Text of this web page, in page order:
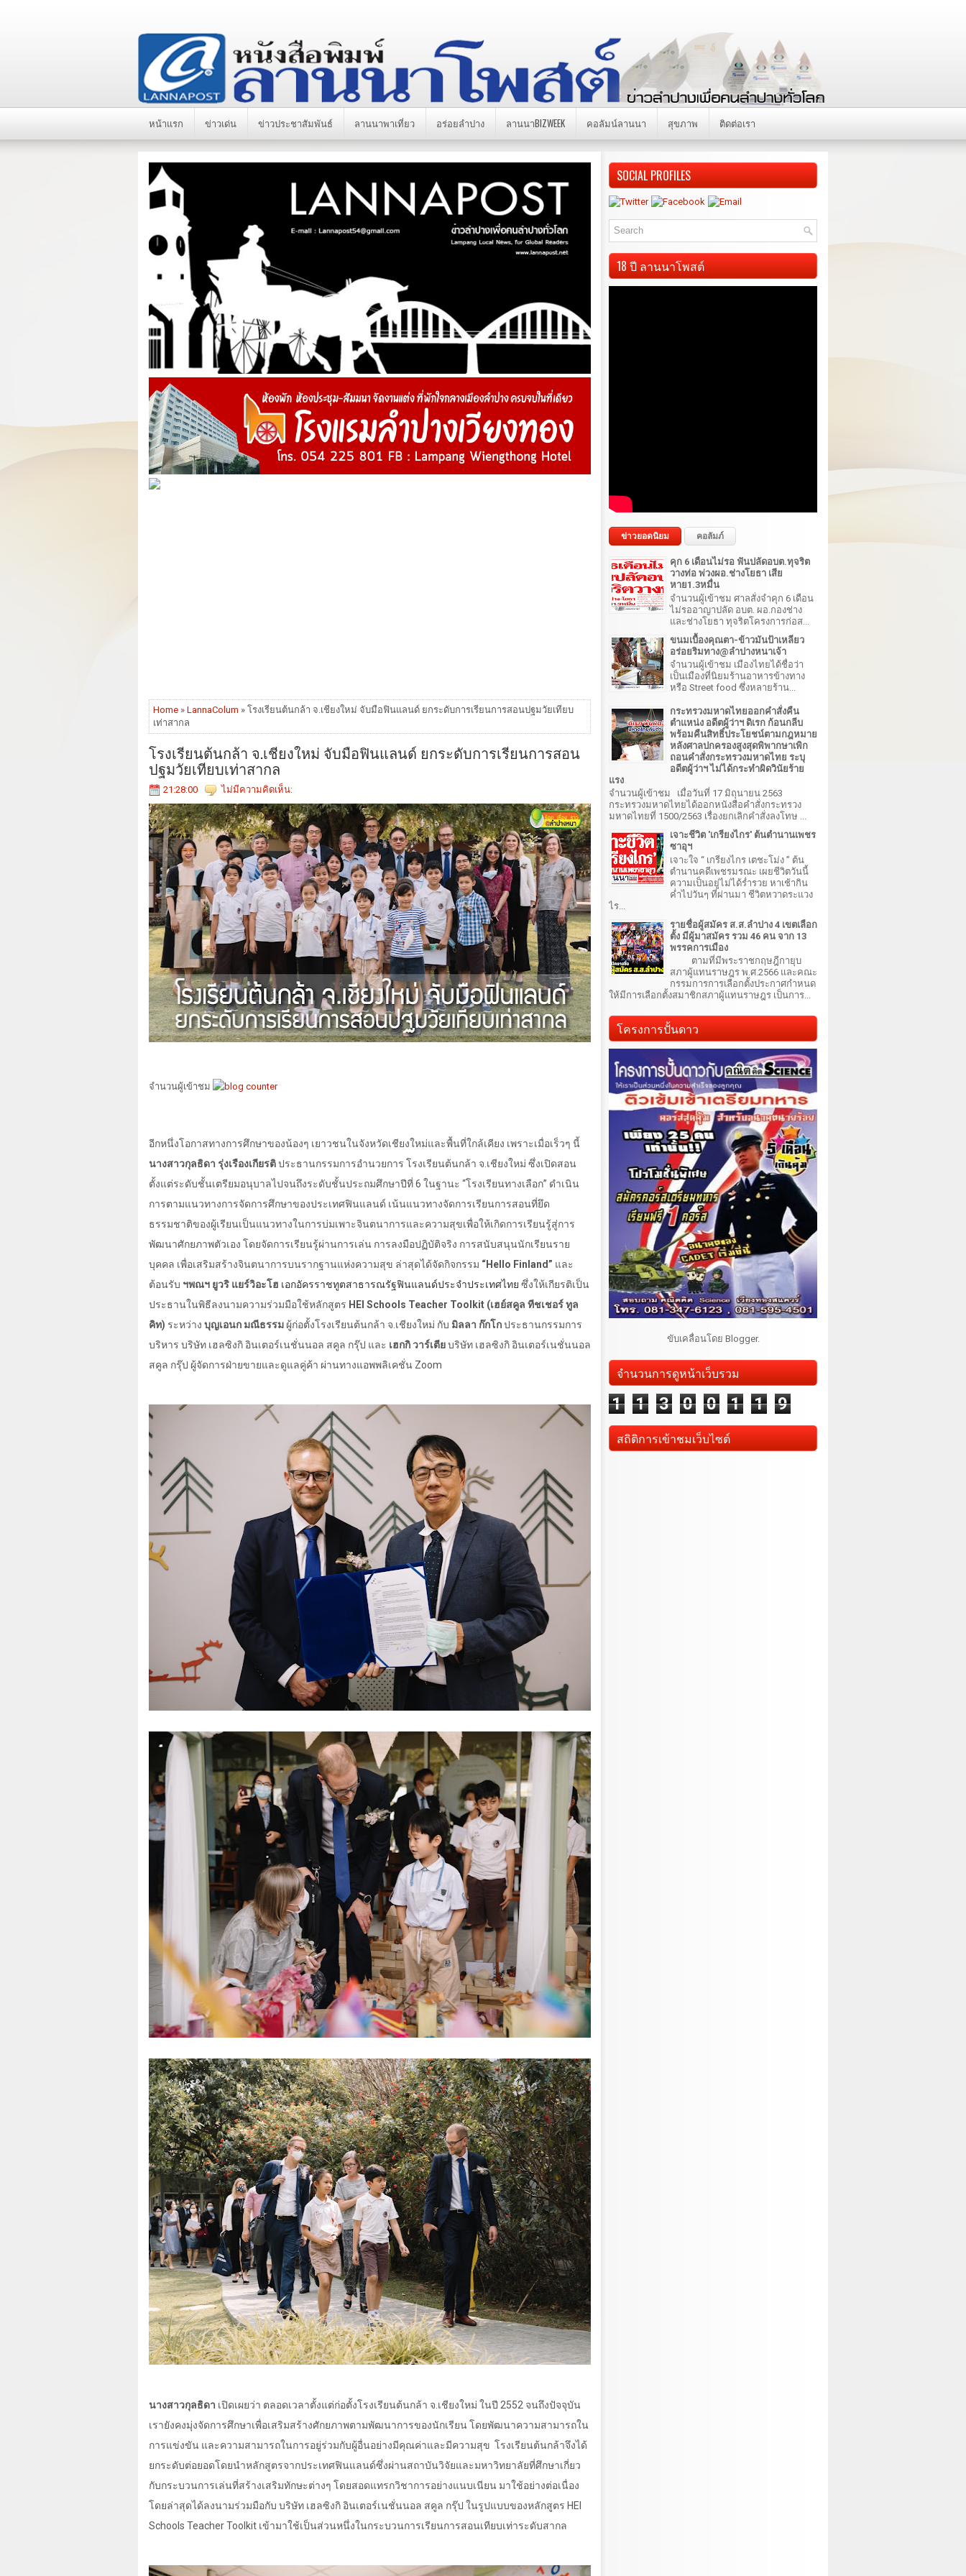
หน้าแรก ข่าวเด่น ข่าวประชาสัมพันธ์ ลานนาพาเที่ยว อร่อยลำปาง ลานนาBIZWEEK คอลัมน์ลานนา สุขภาพ ติดต่อเรา
Home » LannaColum » โรงเรียนต้นกล้า จ.เชียงใหม่ จับมือฟินแลนด์ ยกระดับการเรียนการสอนปฐมวัยเทียบ
เท่าสากล
โรงเรียนต้นกล้า จ.เชียงใหม่ จับมือฟินแลนด์ ยกระดับการเรียนการสอน
ปฐมวัยเทียบเท่าสากล
21:28:00 ไม่มีความคิดเห็น:
จำนวนผู้เข้าชม
อีกหนึ่งโอกาสทางการศึกษาของน้องๆ เยาวชนในจังหวัดเชียงใหม่และพื้นที่ใกล้เคียง เพราะเมื่อเร็วๆ นี้
นางสาวกุลธิดา รุ่งเรืองเกียรติประธานกรรมการอำนวยการ โรงเรียนต้นกล้า จ.เชียงใหม่ ซึ่งเปิดสอน
ตั้งแต่ระดับชั้นเตรียมอนุบาลไปจนถึงระดับชั้นประถมศึกษาปีที่ 6 ในฐานะ “โรงเรียนทางเลือก” ดำเนิน
การตามแนวทางการจัดการศึกษาของประเทศฟินแลนด์ เน้นแนวทางจัดการเรียนการสอนที่ยึด
ธรรมชาติของผู้เรียนเป็นแนวทางในการบ่มเพาะจินตนาการและความสุขเพื่อให้เกิดการเรียนรู้สู่การ
พัฒนาศักยภาพตัวเอง โดยจัดการเรียนรู้ผ่านการเล่น การลงมือปฏิบัติจริง การสนับสนุนนักเรียนราย
บุคคล เพื่อเสริมสร้างจินตนาการบนรากฐานแห่งความสุข ล่าสุดได้จัดกิจกรรม “Hello Finland” และ
ต้อนรับ ฯพณฯ ยูวริ แยร์วิอะโฮ เอกอัครราชทูตสาธารณรัฐฟินแลนด์ประจำประเทศไทย ซึ่งให้เกียรติเป็น
ประธานในพิธีลงนามความร่วมมือใช้หลักสูตร HEI Schools Teacher Toolkit (เฮย์สคูล ทีชเชอร์ ทูล
คิท) ระหว่าง บุญเอนก มณีธรรม ผู้ก่อตั้งโรงเรียนต้นกล้า จ.เชียงใหม่ กับ มิลลา ก๊กโกประธานกรรมการ
บริหาร บริษัท เฮลซิงกิ อินเตอร์เนชั่นนอล สคูล กรุ๊ป และ เฮกกิ วาร์เตียบริษัท เฮลซิงกิ อินเตอร์เนชั่นนอล
สคูล กรุ๊ป ผู้จัดการฝ่ายขายและดูแลคู่ค้า ผ่านทางแอพพลิเคชั่น Zoom
นางสาวกุลธิดา เปิดเผยว่า ตลอดเวลาตั้งแต่ก่อตั้งโรงเรียนต้นกล้า จ.เชียงใหม่ ในปี 2552 จนถึงปัจจุบัน
เรายังคงมุ่งจัดการศึกษาเพื่อเสริมสร้างศักยภาพตามพัฒนาการของนักเรียน โดยพัฒนาความสามารถใน
การแข่งขัน และความสามารถในการอยู่ร่วมกับผู้อื่นอย่างมีคุณค่าและมีความสุข โรงเรียนต้นกล้าจึงได้
ยกระดับต่อยอดโดยนำหลักสูตรจากประเทศฟินแลนด์ซึ่งผ่านสถาบันวิจัยและมหาวิทยาลัยที่ศึกษาเกี่ยว
กับกระบวนการเล่นที่สร้างเสริมทักษะต่างๆ โดยสอดแทรกวิชาการอย่างแนบเนียน มาใช้อย่างต่อเนื่อง
โดยล่าสุดได้ลงนามร่วมมือกับ บริษัท เฮลซิงกิ อินเตอร์เนชั่นนอล สคูล กรุ๊ป ในรูปแบบของหลักสูตร HEI
Schools Teacher Toolkit เข้ามาใช้เป็นส่วนหนึ่งในกระบวนการเรียนการสอนเทียบเท่าระดับสากล
SOCIAL PROFILES
18 ปี ลานนาโพสต์
ข่าวยอดนิยม คอลัมภ์
คุก 6 เดือนไม่รอ ฟันปลัดอบต.ทุจริต
วางท่อ พ่วงผอ.ช่างโยธา เสีย
หาย1.3หมื่น
จำนวนผู้เข้าชม ศาลสั่งจำคุก 6 เดือน
ไม่รออาญาปลัด อบต. ผอ.กองช่าง
และช่างโยธา ทุจริตโครงการก่อส...
ขนมเบื้องคุณตา-ข้าวมันป้าเหลียว
อร่อยริมทาง@ลำปางหนาเจ้า
จำนวนผู้เข้าชม เมืองไทยได้ชื่อว่า
เป็นเมืองที่นิยมร้านอาหารข้างทาง
หรือ Street food ซึ่งหลายร้าน...
กระทรวงมหาดไทยออกคำสั่งคืน
ตำแหน่ง อดีตผู้ว่าฯ ดิเรก ก้อนกลีบ
พร้อมคืนสิทธิ์ประโยชน์ตามกฎหมาย
หลังศาลปกครองสูงสุดพิพากษาเพิก
ถอนคำสั่งกระทรวงมหาดไทย ระบุ
อดีตผู้ว่าฯ ไม่ได้กระทำผิดวินัยร้าย
แรง
จำนวนผู้เข้าชม เมื่อวันที่ 17 มิถุนายน 2563
กระทรวงมหาดไทยได้ออกหนังสือคำสั่งกระทรวง
มหาดไทยที่ 1500/2563 เรื่องยกเลิกคำสั่งลงโทษ ...
เจาะชีวิต 'เกรียงไกร' ต้นตำนานเพชร
ซาอุฯ
เจาะใจ “ เกรียงไกร เตชะโม่ง ” ต้น
ตำนานคดีเพชรมรณะ เผยชีวิตวันนี้
ความเป็นอยู่ไม่ได้ร่ำรวย หาเช้ากิน
ค่ำไปวันๆ ที่ผ่านมา ชีวิตหวาดระแวง
ไร...
รายชื่อผู้สมัคร ส.ส.ลำปาง 4 เขตเลือก
ตั้ง มีผู้มาสมัคร รวม 46 คน จาก 13
พรรคการเมือง
ตามที่มีพระราชกฤษฎีกายุบ
สภาผู้แทนราษฎร พ.ศ.2566 และคณะ
กรรมการการเลือกตั้งประกาศกำหนด
ให้มีการเลือกตั้งสมาชิกสภาผู้แทนราษฎร เป็นการ...
โครงการปั้นดาว
ขับเคลื่อนโดย Blogger.
จำนวนการดูหน้าเว็บรวม
1 1 3 0 0 1 1 9
สถิติการเข้าชมเว็บไซต์